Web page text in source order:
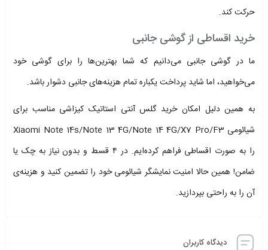
حرکت کند.
خرید اقساطی از گوشی جانبی
ما در گوشی جانبی می‌دانیم که شما بهترین‌ها را برای گوشی خود
می‌خواهید، اما شاید پرداخت یکباره تمام هزینه‌های جانبی دشوار باشد.
به همین دلیل امکان خرید گلس آنتی استاتیک کیزاشی مناسب برای
شیائومی Xiaomi Note 14s/Note 13 4G/Note 14 4G/X7 Pro/F3
را به صورت اقساطی فراهم کرده‌ایم. در ۴ قسط و بدون نیاز به چک یا
ضامن! همین حالا امنیت نمایشگر شیائومی خود را تضمین کنید و هزینه‌ی
آن را به راحتی بپردازید.
دیدگاه کاربران